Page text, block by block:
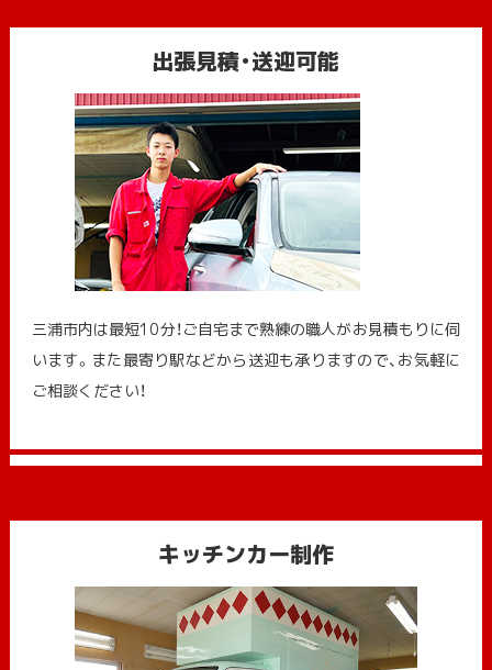
出張見積・送迎可能
三浦市内は最短10分！ご自宅まで熟練の職人がお見積もりに伺
います。また最寄り駅などから送迎も承りますので、お気軽に
ご相談ください！
キッチンカー制作